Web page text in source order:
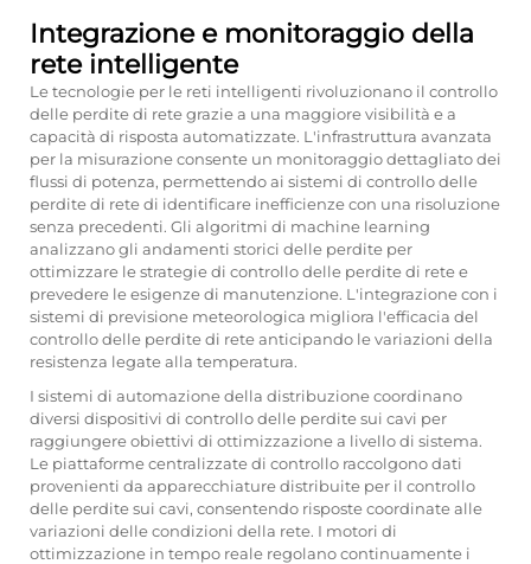
Integrazione e monitoraggio della
rete intelligente
Le tecnologie per le reti intelligenti rivoluzionano il controllo
delle perdite di rete grazie a una maggiore visibilità e a
capacità di risposta automatizzate. L'infrastruttura avanzata
per la misurazione consente un monitoraggio dettagliato dei
flussi di potenza, permettendo ai sistemi di controllo delle
perdite di rete di identificare inefficienze con una risoluzione
senza precedenti. Gli algoritmi di machine learning
analizzano gli andamenti storici delle perdite per
ottimizzare le strategie di controllo delle perdite di rete e
prevedere le esigenze di manutenzione. L'integrazione con i
sistemi di previsione meteorologica migliora l'efficacia del
controllo delle perdite di rete anticipando le variazioni della
resistenza legate alla temperatura.
I sistemi di automazione della distribuzione coordinano
diversi dispositivi di controllo delle perdite sui cavi per
raggiungere obiettivi di ottimizzazione a livello di sistema.
Le piattaforme centralizzate di controllo raccolgono dati
provenienti da apparecchiature distribuite per il controllo
delle perdite sui cavi, consentendo risposte coordinate alle
variazioni delle condizioni della rete. I motori di
ottimizzazione in tempo reale regolano continuamente i